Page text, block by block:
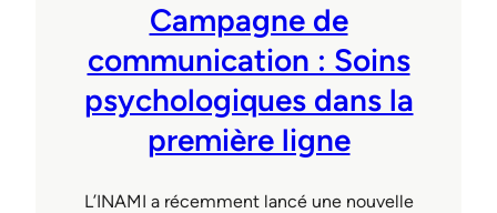
Campagne de
communication : Soins
psychologiques dans la
première ligne
L’INAMI a récemment lancé une nouvelle